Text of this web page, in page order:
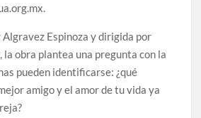
Espinoza y dirigida por
la obra plantea una pregunta con la
pueden identificarse: ¿qué
amigo y el amor de tu vida ya